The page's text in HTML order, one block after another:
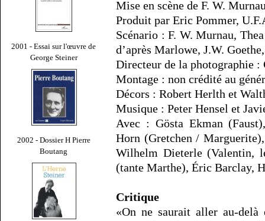
2001 - Essai sur l'œuvre de
George Steiner
2002 - Dossier H Pierre
Boutang
Mise en scène de F. W.
Produit par Eric Pommer,
Scénario : F. W. Murnau,
d’après Marlowe, J.W.
Directeur de la photographie
Montage : non crédité au
Décors : Robert Herlth et
Musique : Peter Hensel et
Avec : Gösta Ekman
Horn (Gretchen /
Wilhelm Dieterle (Valentin,
(tante Marthe), Éric Barclay,
Critique
«On ne saurait aller au-